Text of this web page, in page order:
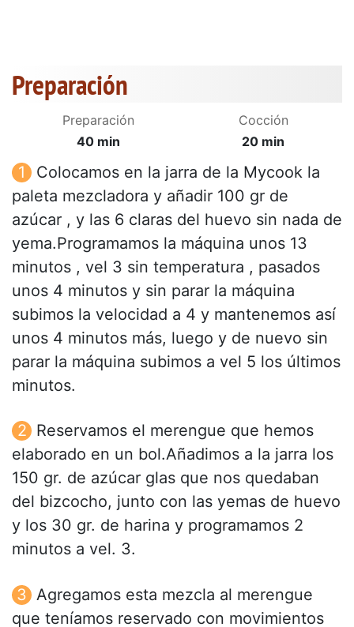
Preparación
Preparación
40 min
Cocción
20 min
Colocamos en la jarra de la Mycook la
paleta mezcladora y añadir 100 gr de
azúcar , y las 6 claras del huevo sin nada de
yema.Programamos la máquina unos 13
minutos , vel 3 sin temperatura , pasados
unos 4 minutos y sin parar la máquina
subimos la velocidad a 4 y mantenemos así
unos 4 minutos más, luego y de nuevo sin
parar la máquina subimos a vel 5 los últimos
minutos.
Reservamos el merengue que hemos
elaborado en un bol.Añadimos a la jarra los
150 gr. de azúcar glas que nos quedaban
del bizcocho, junto con las yemas de huevo
y los 30 gr. de harina y programamos 2
minutos a vel. 3.
Agregamos esta mezcla al merengue
que teníamos reservado con movimientos